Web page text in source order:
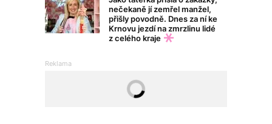
nečekaně jí zemřel manžel,
přišly povodně. Dnes za ní ke
Krnovu jezdí na zmrzlinu lidé
z celého kraje